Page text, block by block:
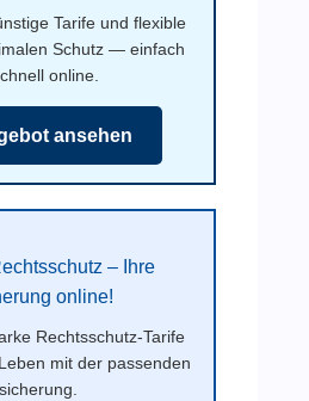
Tarife und flexible
Schutz — einfach
online.
ansehen
– Ihre
online!
Rechtsschutz-Tarife
mit der passenden